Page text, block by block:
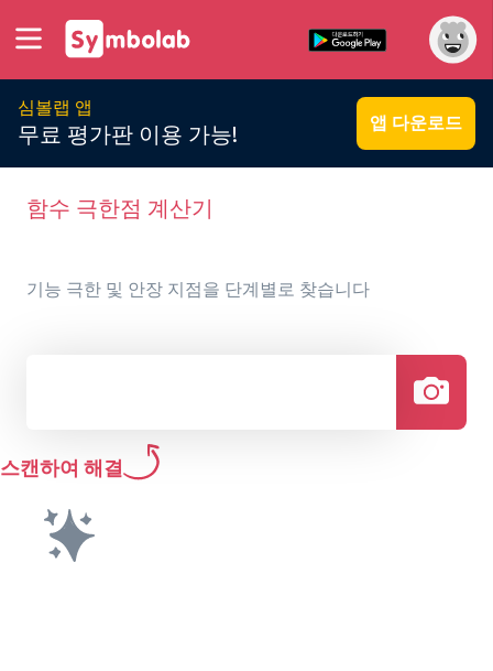
심볼랩 앱
무료 평가판 이용 가능! 앱 다운로드
함수 극한점 계산기
기능 극한 및 안장 지점을 단계별로 찾습니다
스캔하여 해결